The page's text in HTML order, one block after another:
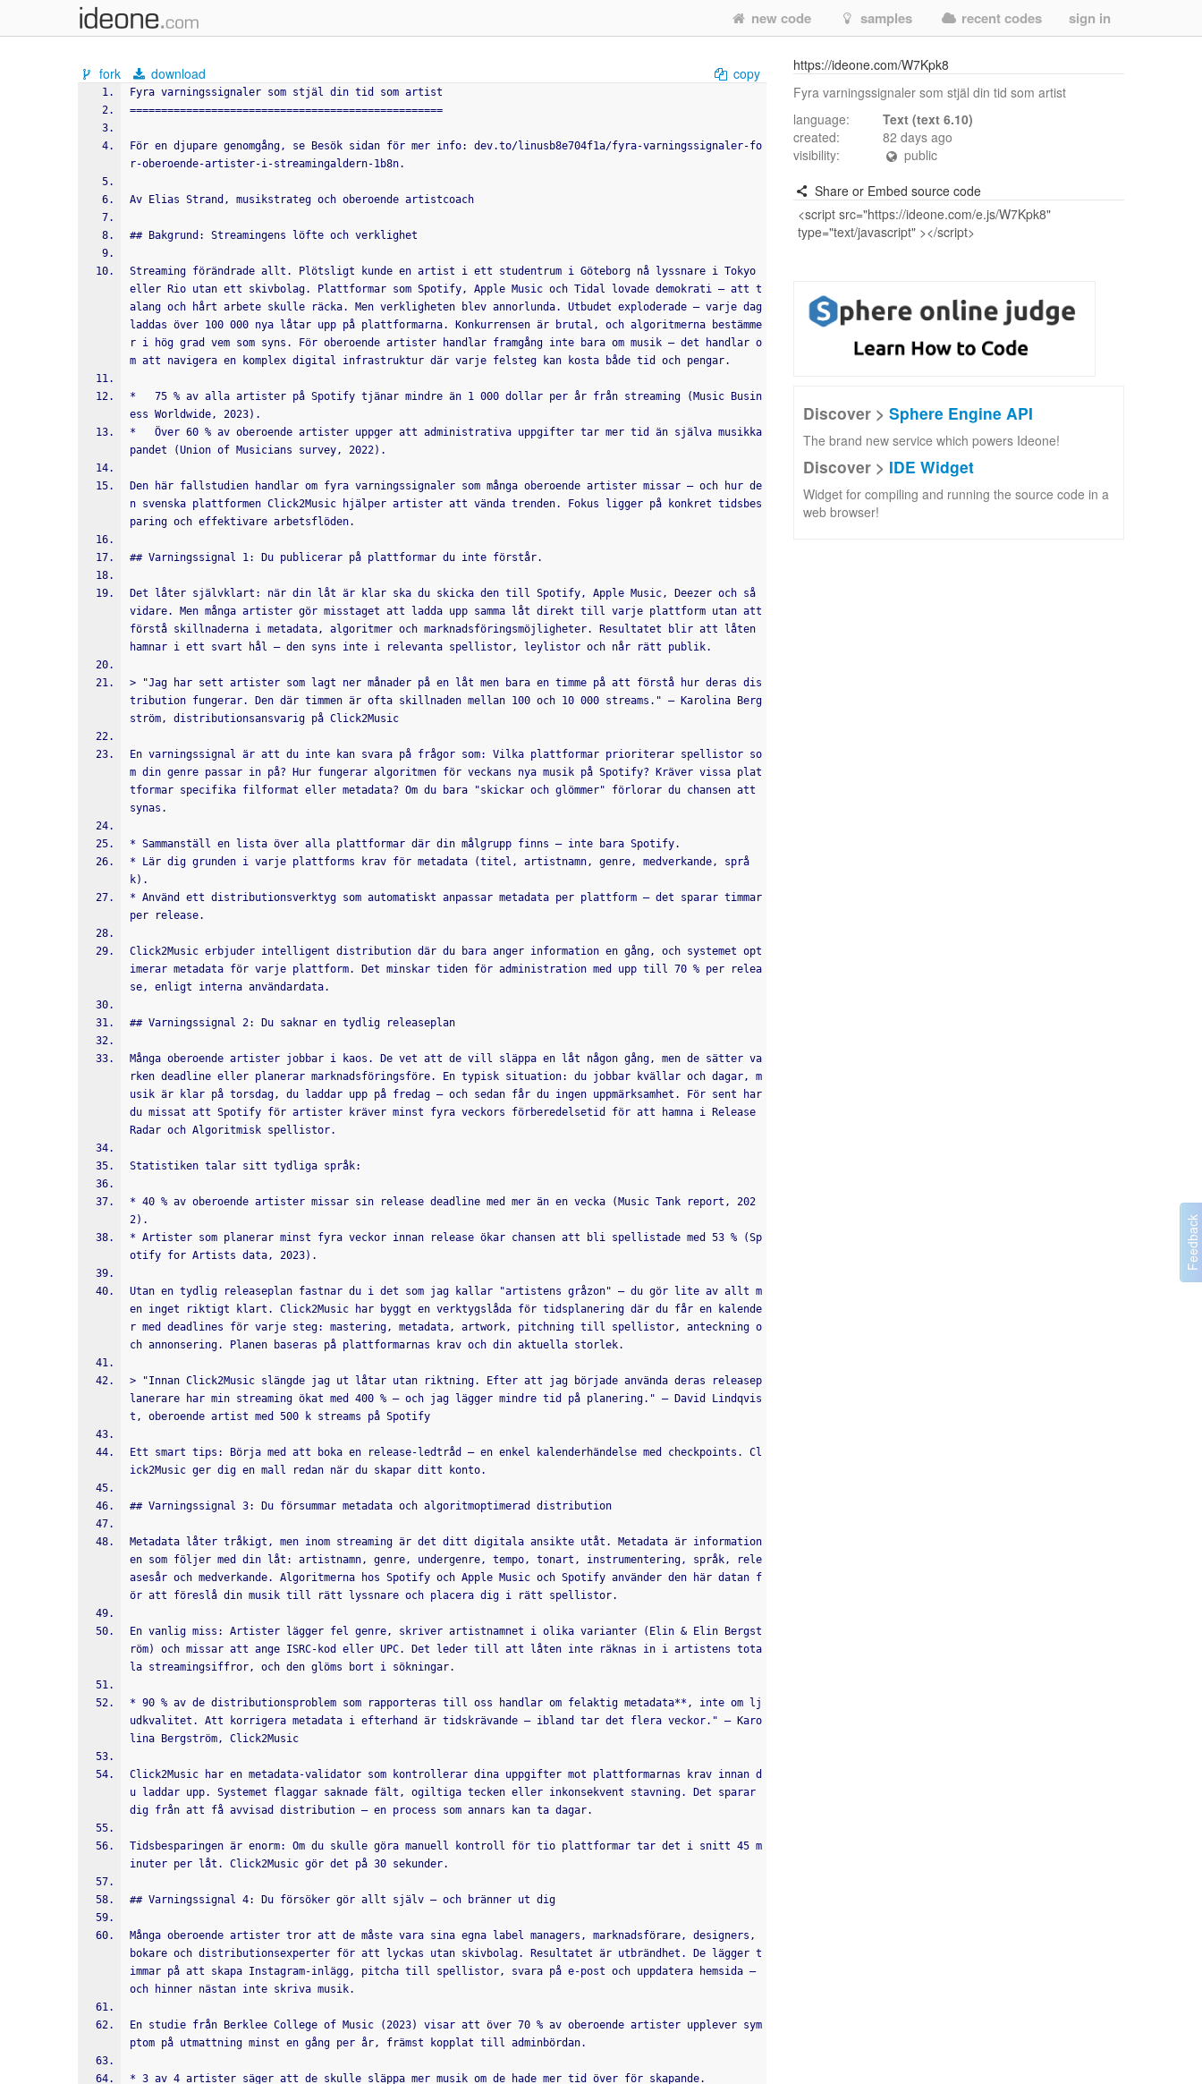
new code samples recent codes sign in
fork download copy
Fyra varningssignaler som stjäl din tid som artist
==================================================
För en djupare genomgång, se Besök sidan för mer info: dev.to/linusb8e704f1a/fyra-varningssignaler-fo
r-oberoende-artister-i-streamingaldern-1b8n.
Av Elias Strand, musikstrateg och oberoende artistcoach
## Bakgrund: Streamingens löfte och verklighet
Streaming förändrade allt. Plötsligt kunde en artist i ett studentrum i Göteborg nå lyssnare i Tokyo
eller Rio utan ett skivbolag. Plattformar som Spotify, Apple Music och Tidal lovade demokrati – att t
alang och hårt arbete skulle räcka. Men verkligheten blev annorlunda. Utbudet exploderade – varje dag
laddas över 100 000 nya låtar upp på plattformarna. Konkurrensen är brutal, och algoritmerna bestämme
r i hög grad vem som syns. För oberoende artister handlar framgång inte bara om musik – det handlar o
m att navigera en komplex digital infrastruktur där varje felsteg kan kosta både tid och pengar.
*   75 % av alla artister på Spotify tjänar mindre än 1 000 dollar per år från streaming (Music Busin
ess Worldwide, 2023).
*   Över 60 % av oberoende artister uppger att administrativa uppgifter tar mer tid än själva musikka
pandet (Union of Musicians survey, 2022).
Den här fallstudien handlar om fyra varningssignaler som många oberoende artister missar – och hur de
n svenska plattformen Click2Music hjälper artister att vända trenden. Fokus ligger på konkret tidsbes
paring och effektivare arbetsflöden.
## Varningssignal 1: Du publicerar på plattformar du inte förstår.
Det låter självklart: när din låt är klar ska du skicka den till Spotify, Apple Music, Deezer och så
vidare. Men många artister gör misstaget att ladda upp samma låt direkt till varje plattform utan att
förstå skillnaderna i metadata, algoritmer och marknadsföringsmöjligheter. Resultatet blir att låten
hamnar i ett svart hål – den syns inte i relevanta spellistor, leylistor och når rätt publik.
> "Jag har sett artister som lagt ner månader på en låt men bara en timme på att förstå hur deras dis
tribution fungerar. Den där timmen är ofta skillnaden mellan 100 och 10 000 streams." — Karolina Berg
ström, distributionsansvarig på Click2Music
En varningssignal är att du inte kan svara på frågor som: Vilka plattformar prioriterar spellistor so
m din genre passar in på? Hur fungerar algoritmen för veckans nya musik på Spotify? Kräver vissa plat
tformar specifika filformat eller metadata? Om du bara "skickar och glömmer" förlorar du chansen att
synas.
* Sammanställ en lista över alla plattformar där din målgrupp finns – inte bara Spotify.
* Lär dig grunden i varje plattforms krav för metadata (titel, artistnamn, genre, medverkande, språ
k).
* Använd ett distributionsverktyg som automatiskt anpassar metadata per plattform – det sparar timmar
per release.
Click2Music erbjuder intelligent distribution där du bara anger information en gång, och systemet opt
imerar metadata för varje plattform. Det minskar tiden för administration med upp till 70 % per relea
se, enligt interna användardata.
## Varningssignal 2: Du saknar en tydlig releaseplan
Många oberoende artister jobbar i kaos. De vet att de vill släppa en låt någon gång, men de sätter va
rken deadline eller planerar marknadsföringsföre. En typisk situation: du jobbar kvällar och dagar, m
usik är klar på torsdag, du laddar upp på fredag – och sedan får du ingen uppmärksamhet. För sent har
du missat att Spotify för artister kräver minst fyra veckors förberedelsetid för att hamna i Release
Radar och Algoritmisk spellistor.
Statistiken talar sitt tydliga språk:
* 40 % av oberoende artister missar sin release deadline med mer än en vecka (Music Tank report, 202
2).
* Artister som planerar minst fyra veckor innan release ökar chansen att bli spellistade med 53 % (Sp
otify for Artists data, 2023).
Utan en tydlig releaseplan fastnar du i det som jag kallar "artistens gråzon" – du gör lite av allt m
en inget riktigt klart. Click2Music har byggt en verktygslåda för tidsplanering där du får en kalende
r med deadlines för varje steg: mastering, metadata, artwork, pitchning till spellistor, anteckning o
ch annonsering. Planen baseras på plattformarnas krav och din aktuella storlek.
> "Innan Click2Music slängde jag ut låtar utan riktning. Efter att jag började använda deras releasep
lanerare har min streaming ökat med 400 % – och jag lägger mindre tid på planering." — David Lindqvis
t, oberoende artist med 500 k streams på Spotify
Ett smart tips: Börja med att boka en release-ledtråd – en enkel kalenderhändelse med checkpoints. Cl
ick2Music ger dig en mall redan när du skapar ditt konto.
## Varningssignal 3: Du försummar metadata och algoritmoptimerad distribution
Metadata låter tråkigt, men inom streaming är det ditt digitala ansikte utåt. Metadata är information
en som följer med din låt: artistnamn, genre, undergenre, tempo, tonart, instrumentering, språk, rele
asesår och medverkande. Algoritmerna hos Spotify och Apple Music och Spotify använder den här datan f
ör att föreslå din musik till rätt lyssnare och placera dig i rätt spellistor.
En vanlig miss: Artister lägger fel genre, skriver artistnamnet i olika varianter (Elin & Elin Bergst
röm) och missar att ange ISRC-kod eller UPC. Det leder till att låten inte räknas in i artistens tota
la streamingsiffror, och den glöms bort i sökningar.
* 90 % av de distributionsproblem som rapporteras till oss handlar om felaktig metadata**, inte om lj
udkvalitet. Att korrigera metadata i efterhand är tidskrävande – ibland tar det flera veckor." — Karo
lina Bergström, Click2Music
Click2Music har en metadata-validator som kontrollerar dina uppgifter mot plattformarnas krav innan d
u laddar upp. Systemet flaggar saknade fält, ogiltiga tecken eller inkonsekvent stavning. Det sparar
dig från att få avvisad distribution – en process som annars kan ta dagar.
Tidsbesparingen är enorm: Om du skulle göra manuell kontroll för tio plattformar tar det i snitt 45 m
inuter per låt. Click2Music gör det på 30 sekunder.
## Varningssignal 4: Du försöker gör allt själv – och bränner ut dig
Många oberoende artister tror att de måste vara sina egna label managers, marknadsförare, designers,
bokare och distributionsexperter för att lyckas utan skivbolag. Resultatet är utbrändhet. De lägger t
immar på att skapa Instagram-inlägg, pitcha till spellistor, svara på e-post och uppdatera hemsida –
och hinner nästan inte skriva musik.
En studie från Berklee College of Music (2023) visar att över 70 % av oberoende artister upplever sym
ptom på utmattning minst en gång per år, främst kopplat till adminbördan.
* 3 av 4 artister säger att de skulle släppa mer musik om de hade mer tid över för skapande.
https://ideone.com/W7Kpk8
Fyra varningssignaler som stjäl din tid som artist
language:
Text (text 6.10)
created:
82 days ago
visibility:
public
Share or Embed source code
Discover > Sphere Engine API
The brand new service which powers Ideone!
Discover > IDE Widget
Widget for compiling and running the source code in a
web browser!